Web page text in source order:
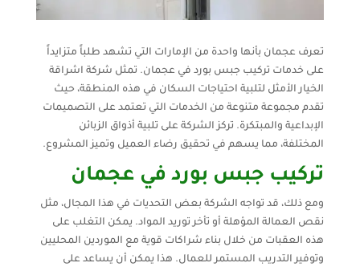
تعرف عجمان بأنها واحدة من الإمارات التي تشهد طلباً متزايداً
على خدمات تركيب جبس بورد في عجمان. تمثل شركة اشراقة
الخيار الأمثل لتلبية احتياجات السكان في هذه المنطقة، حيث
تقدم مجموعة متنوعة من الخدمات التي تعتمد على التصميمات
الإبداعية والمبتكرة. تركز الشركة على تلبية أذواق الزبائن
المختلفة، مما يسهم في تحقيق رضاء العميل وتميز المشروع.
تركيب جبس بورد في عجمان
ومع ذلك، قد تواجه الشركة بعض التحديات في هذا المجال، مثل
نقص العمالة المؤهلة أو تأخر توريد المواد. يمكن التغلب على
هذه العقبات من خلال بناء شراكات قوية مع الموردين المحليين
وتوفير التدريب المستمر للعمال. هذا يمكن أن يساعد على